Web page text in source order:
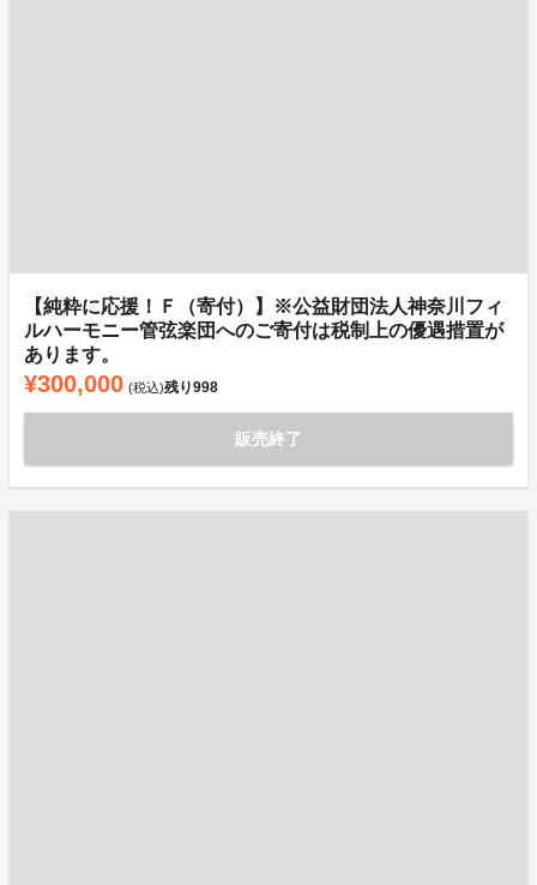
【純粋に応援！Ｆ（寄付）】※公益財団法人神奈川フィ
ルハーモニー管弦楽団へのご寄付は税制上の優遇措置が
あります。
¥300,000 (税込)残り998
販売終了